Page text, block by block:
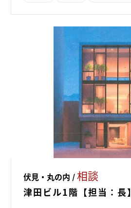
伏見・丸の内 /相談
津田ビル1階【担当：長】